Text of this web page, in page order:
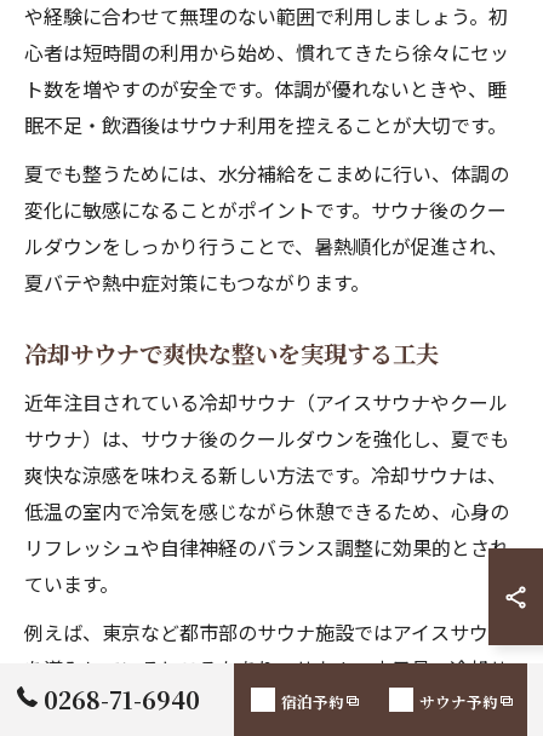
や経験に合わせて無理のない範囲で利用しましょう。初
心者は短時間の利用から始め、慣れてきたら徐々にセッ
ト数を増やすのが安全です。体調が優れないときや、睡
眠不足・飲酒後はサウナ利用を控えることが大切です。
夏でも整うためには、水分補給をこまめに行い、体調の
変化に敏感になることがポイントです。サウナ後のクー
ルダウンをしっかり行うことで、暑熱順化が促進され、
夏バテや熱中症対策にもつながります。
冷却サウナで爽快な整いを実現する工夫
近年注目されている冷却サウナ（アイスサウナやクール
サウナ）は、サウナ後のクールダウンを強化し、夏でも
爽快な涼感を味わえる新しい方法です。冷却サウナは、
低温の室内で冷気を感じながら休憩できるため、心身の
リフレッシュや自律神経のバランス調整に効果的とされ
ています。
例えば、東京など都市部のサウナ施設ではアイスサウナ
を導入しているところもあり、サウナ→水風呂→冷却サ
ウナ→外気浴の流れを楽しむ方が増えています。冷却サ
0268-71-6940 宿泊予約 サウナ予約